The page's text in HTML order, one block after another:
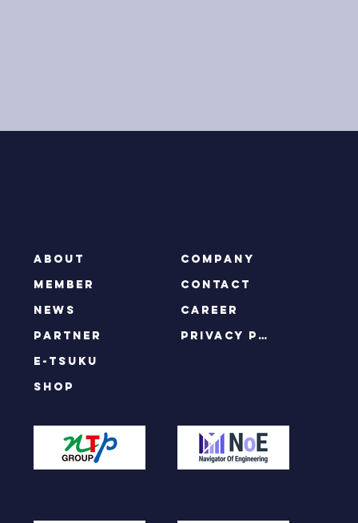
ABOUT
MEMBER
NEWS
PARTNER
e-tsuku
SHOP
COMPANY
CONTACT
CAREER
privacy policy